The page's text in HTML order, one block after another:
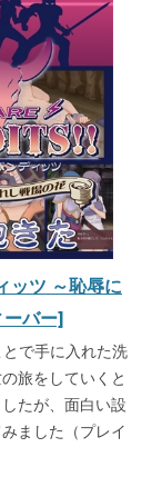
ッツ ～恥辱に
バー]
で手に入れた洗
旅をしていくと
たが、面白い設
ました（プレイ